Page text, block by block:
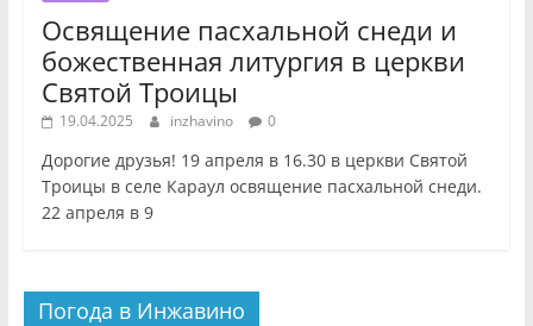
Освящение пасхальной снеди и
божественная литургия в церкви
Святой Троицы
19.04.2025 inzhavino 0
Дорогие друзья! 19 апреля в 16.30 в церкви Святой
Троицы в селе Караул освящение пасхальной снеди.
22 апреля в 9
Погода в Инжавино